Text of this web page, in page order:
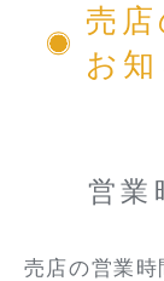
売
お
営業
売店の営業